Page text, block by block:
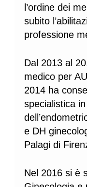
l’ordine dei
subito
professione
Dal 2013 al
medico per
2014 ha
specialistica
e DH
Palagi di
Nel 2016 si è